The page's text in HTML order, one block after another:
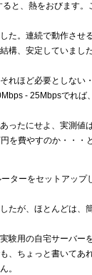
と、熱をおびます
た。連続で動作させ
構、安定していまし
れほど必要としない
- 25Mbpsでれば
ったにせよ、実測値
を費やすのか・・・
ターをセットアップ
たが、ほとんどは、
験用の自宅サーバー
、ちょっと書いてあ
。